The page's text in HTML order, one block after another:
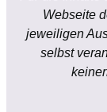
Webseite
jeweiligen
selbst